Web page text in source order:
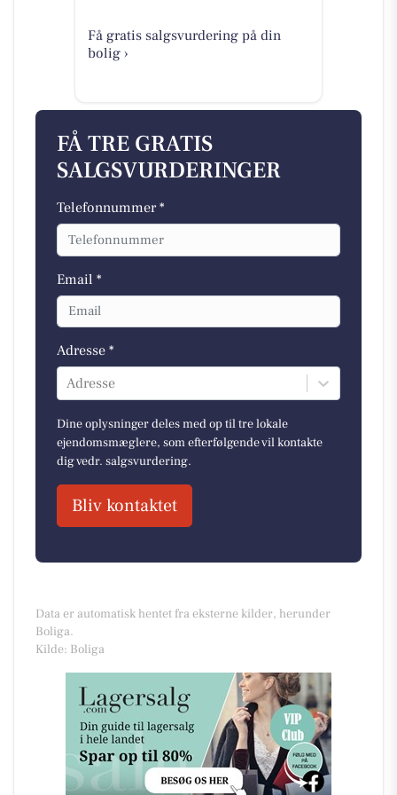
Få gratis salgsvurdering på din
bolig ›
FÅ TRE GRATIS
SALGSVURDERINGER
Telefonnummer *
Email *
Adresse *
Adresse
Dine oplysninger deles med op til tre lokale
ejendomsmæglere, som efterfølgende vil kontakte
dig vedr. salgsvurdering.
Bliv kontaktet
Data er automatisk hentet fra eksterne kilder, herunder
Boliga.
Kilde: Boliga